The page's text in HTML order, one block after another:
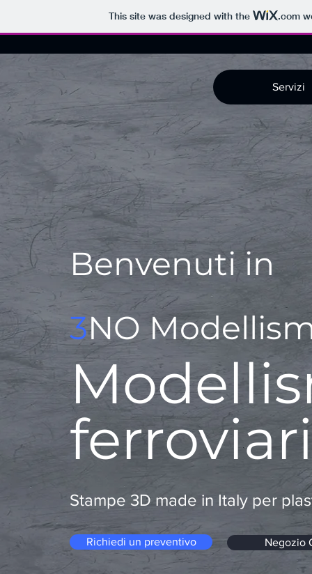
This site was designed with the .com
Servizi
Benvenuti in
3NO Mod
Stampe 3D made in Italy per
Richiedi un preventivo Negozio